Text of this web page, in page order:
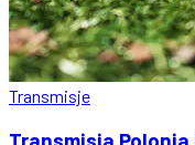
Transmisje
Transmisja